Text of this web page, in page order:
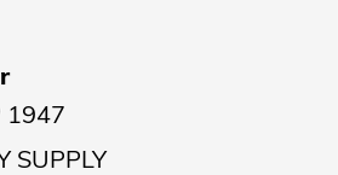
1947
SUPPLY